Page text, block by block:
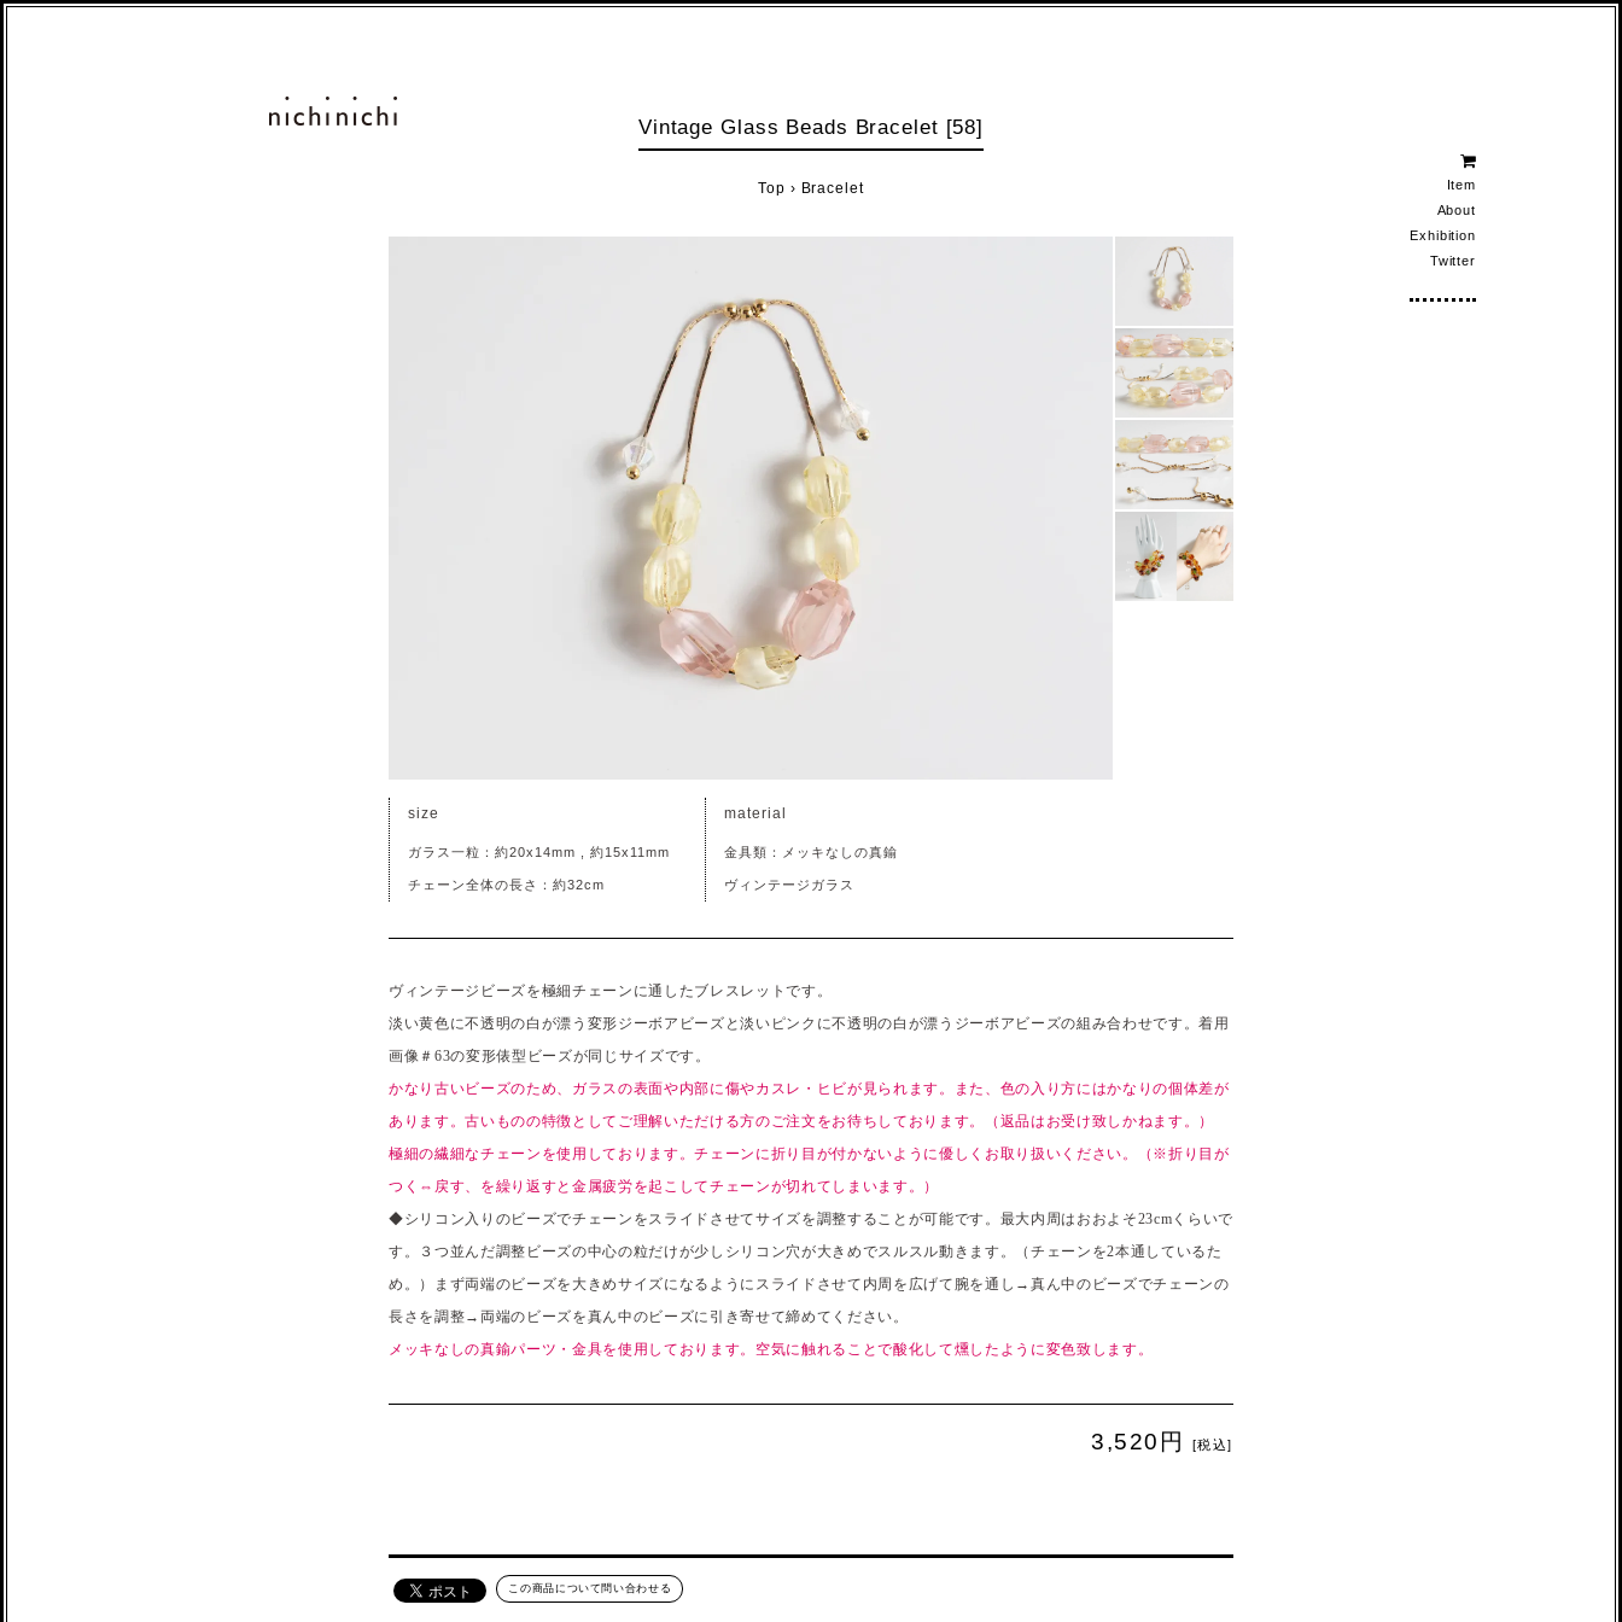
Item
About
Exhibition
Twitter
Vintage Glass Beads Bracelet [58]
Top › Bracelet
size
ガラス一粒：約20x14mm , 約15x11mm
チェーン全体の長さ：約32cm
material
金具類：メッキなしの真鍮
ヴィンテージガラス
ヴィンテージビーズを極細チェーンに通したブレスレットです。
淡い黄色に不透明の白が漂う変形ジーボアビーズと淡いピンクに不透明の白が漂うジーボアビーズの組み合わせです。着用
画像＃63の変形俵型ビーズが同じサイズです。
かなり古いビーズのため、ガラスの表面や内部に傷やカスレ・ヒビが見られます。また、色の入り方にはかなりの個体差が
あります。古いものの特徴としてご理解いただける方のご注文をお待ちしております。（返品はお受け致しかねます。）
極細の繊細なチェーンを使用しております。チェーンに折り目が付かないように優しくお取り扱いください。（※折り目が
つく⇔戻す、を繰り返すと金属疲労を起こしてチェーンが切れてしまいます。）
◆シリコン入りのビーズでチェーンをスライドさせてサイズを調整することが可能です。最大内周はおおよそ23cmくらいで
す。３つ並んだ調整ビーズの中心の粒だけが少しシリコン穴が大きめでスルスル動きます。（チェーンを2本通しているた
め。）まず両端のビーズを大きめサイズになるようにスライドさせて内周を広げて腕を通し→真ん中のビーズでチェーンの
長さを調整→両端のビーズを真ん中のビーズに引き寄せて締めてください。
メッキなしの真鍮パーツ・金具を使用しております。空気に触れることで酸化して燻したように変色致します。
3,520円 [税込]
この商品について問い合わせる